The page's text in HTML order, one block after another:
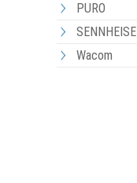
PURO
Wacom